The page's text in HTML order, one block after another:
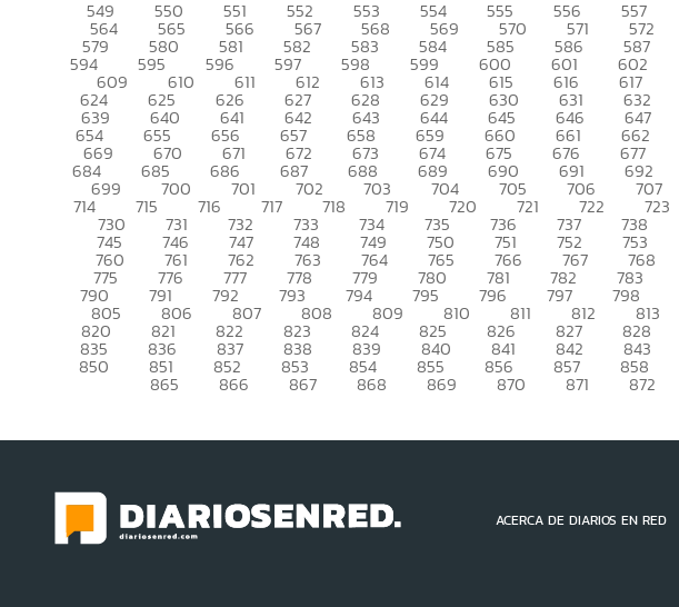
549 550 551 552 553 554 555 556 557
564 565 566 567 568 569 570 571 572
579 580 581 582 583 584 585 586 587
594 595 596 597 598 599 600 601 602
609 610 611 612 613 614 615 616 617
624 625 626 627 628 629 630 631 632
639 640 641 642 643 644 645 646 647
654 655 656 657 658 659 660 661 662
669 670 671 672 673 674 675 676 677
684 685 686 687 688 689 690 691 692
699 700 701 702 703 704 705 706 707
714 715 716 717 718 719 720 721 722 723
730 731 732 733 734 735 736 737 738
745 746 747 748 749 750 751 752 753
760 761 762 763 764 765 766 767 768
775 776 777 778 779 780 781 782 783
790 791 792 793 794 795 796 797 798
805 806 807 808 809 810 811 812 813
820 821 822 823 824 825 826 827 828
835 836 837 838 839 840 841 842 843
850 851 852 853 854 855 856 857 858
865 866 867 868 869 870 871 872
ACERCA DE DIARIOS EN RED